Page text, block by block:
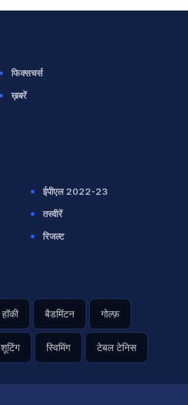
फिक्सचर्स
ख़बरें
ईपीएल 2022-23
तस्वीरें
रिजल्ट
हॉकी बैडमिंटन गोल्फ़
शूटिंग स्विमिंग टेबल टेनिस